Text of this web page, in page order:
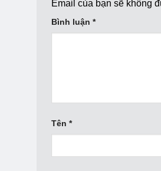
Email của bạn sẽ không
Bình luận *
Tên *